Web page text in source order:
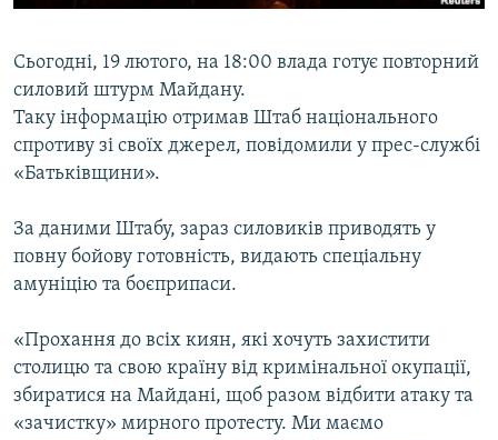
Усі сайти RFE/RL
Сьогодні, 19 лютого, на 18:00 влада готує повторний
силовий штурм Майдану.
Таку інформацію отримав Штаб національного
спротиву зі своїх джерел, повідомили у прес-службі
«Батьківщини».
За даними Штабу, зараз силовиків приводять у
повну бойову готовність, видають спеціальну
амуніцію та боєприпаси.
«Прохання до всіх киян, які хочуть захистити
столицю та свою країну від кримінальної окупації,
збиратися на Майдані, щоб разом відбити атаку та
«зачистку» мирного протесту. Ми маємо